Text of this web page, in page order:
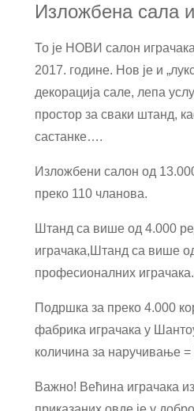
Изложбена сала
То је НОВИ салон
2017. године. Нов је и
декорација сале, лепа
простор за сваки штанд,
састанке….
Изложбени салон од
преко 110 чланова.
Штанд са више од 4.000
играчака, Штанд са више
професионалних играчака.
Подршка за преко 4.000
фабрика играчака у
количина за наручивање =
Важно! Већина играчака